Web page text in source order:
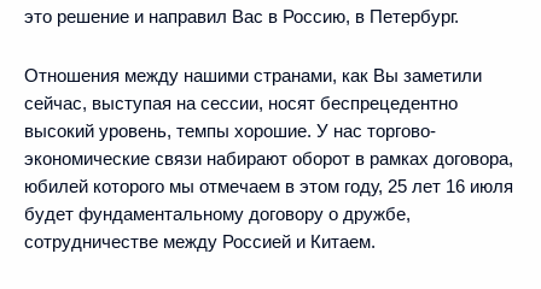
это решение и направил Вас в Россию, в Петербург.
Отношения между нашими странами, как Вы заметили
сейчас, выступая на сессии, носят беспрецедентно
высокий уровень, темпы хорошие. У нас торгово-
экономические связи набирают оборот в рамках договора,
юбилей которого мы отмечаем в этом году, 25 лет 16 июля
будет фундаментальному договору о дружбе,
сотрудничестве между Россией и Китаем.